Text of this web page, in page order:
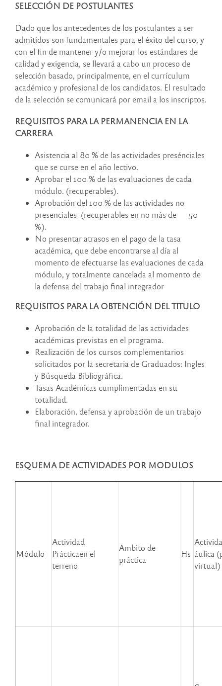
SELECCIÓN DE POSTULANTES
Dado que los antecedentes de los postulantes a ser
admitidos son fundamentales para el éxito del curso, y
con el fin de mantener y/o mejorar los estándares de
calidad y exigencia, se llevará a cabo un proceso de
selección basado, principalmente, en el currículum
académico y profesional de los candidatos. El resultado
de la selección se comunicará por email a los inscriptos.
REQUISITOS PARA LA PERMANENCIA EN LA
CARRERA
Asistencia al 80 % de las actividades presénciales
que se curse en el año lectivo.
Aprobar el 100 % de las evaluaciones de cada
módulo. (recuperables).
Aprobación del 100 % de las actividades no
presenciales (recuperables en no más de 50
%).
No presentar atrasos en el pago de la tasa
académica, que debe encontrarse al día al
momento de efectuarse las evaluaciones de cada
módulo, y totalmente cancelada al momento de
la defensa del trabajo final integrador
REQUISITOS PARA LA OBTENCIÓN DEL TITULO
Aprobación de la totalidad de las actividades
académicas previstas en el programa.
Realización de los cursos complementarios
solicitados por la secretaria de Graduados: Ingles
y Búsqueda Bibliográfica.
Tasas Académicas cumplimentadas en su
totalidad.
Elaboración, defensa y aprobación de un trabajo
final integrador.
ESQUEMA DE ACTIVIDADES POR MODULOS
Módulo
Actividad
Prácticaen el
terreno
Ambito de
práctica
Hs áulica
virtual)